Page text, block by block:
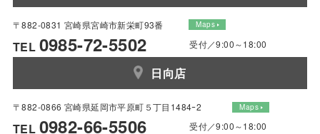
〒882-0831 宮崎県宮崎市新栄町93番 Maps
TEL 0985-72-5502 受付／9:00～18:00
日向店
〒882-0866 宮崎県延岡市平原町５丁目1484ｰ2 Maps
TEL 0982-66-5506 受付／9:00～18:00